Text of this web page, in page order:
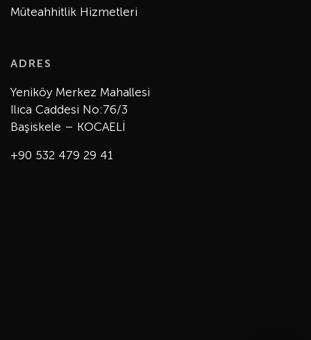
Müteahhitlik Hizmetleri
ADRES
Yeniköy Merkez Mahallesi
Ilıca Caddesi No:76/3
Başiskele – KOCAELİ
+90 532 479 29 41